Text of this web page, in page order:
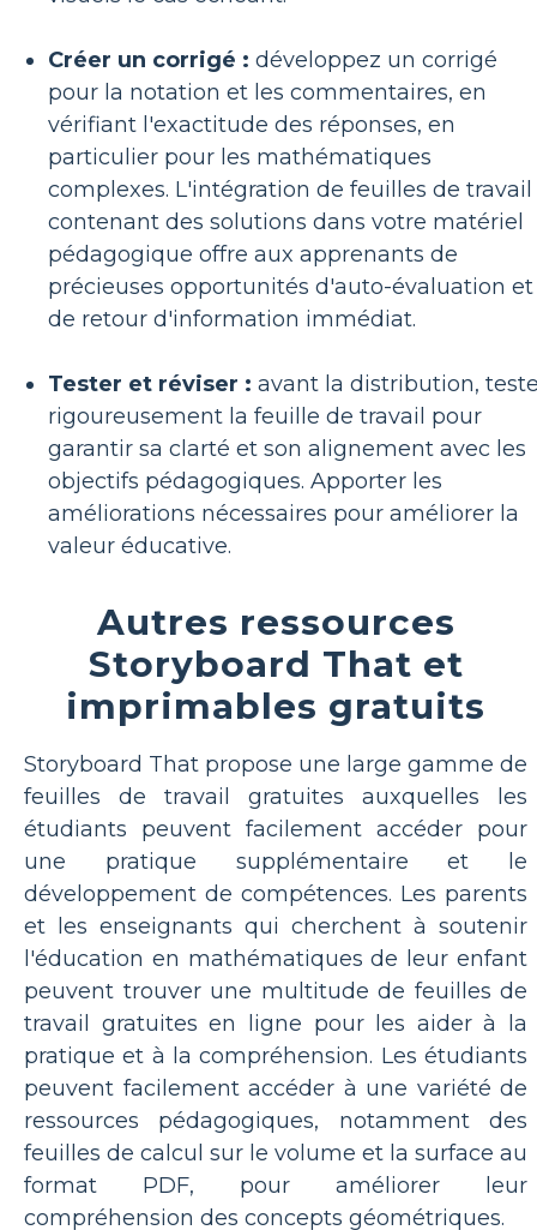
Créer un corrigé : développez un corrigé
pour la notation et les commentaires, en
vérifiant l'exactitude des réponses, en
particulier pour les mathématiques
complexes. L'intégration de feuilles de travail
contenant des solutions dans votre matériel
pédagogique offre aux apprenants de
précieuses opportunités d'auto-évaluation et
de retour d'information immédiat.
Tester et réviser : avant la distribution,
rigoureusement la feuille de travail pour
garantir sa clarté et son alignement avec les
objectifs pédagogiques. Apporter les
améliorations nécessaires pour améliorer la
valeur éducative.
Autres ressources
Storyboard That et
imprimables gratuits
Storyboard That propose une large gamme de
feuilles de travail gratuites auxquelles les
étudiants peuvent facilement accéder pour
une pratique supplémentaire et le
développement de compétences. Les parents
et les enseignants qui cherchent à soutenir
l'éducation en mathématiques de leur enfant
peuvent trouver une multitude de feuilles de
travail gratuites en ligne pour les aider à la
pratique et à la compréhension. Les étudiants
peuvent facilement accéder à une variété de
ressources pédagogiques, notamment des
feuilles de calcul sur le volume et la surface au
format PDF, pour améliorer leur
compréhension des concepts géométriques.